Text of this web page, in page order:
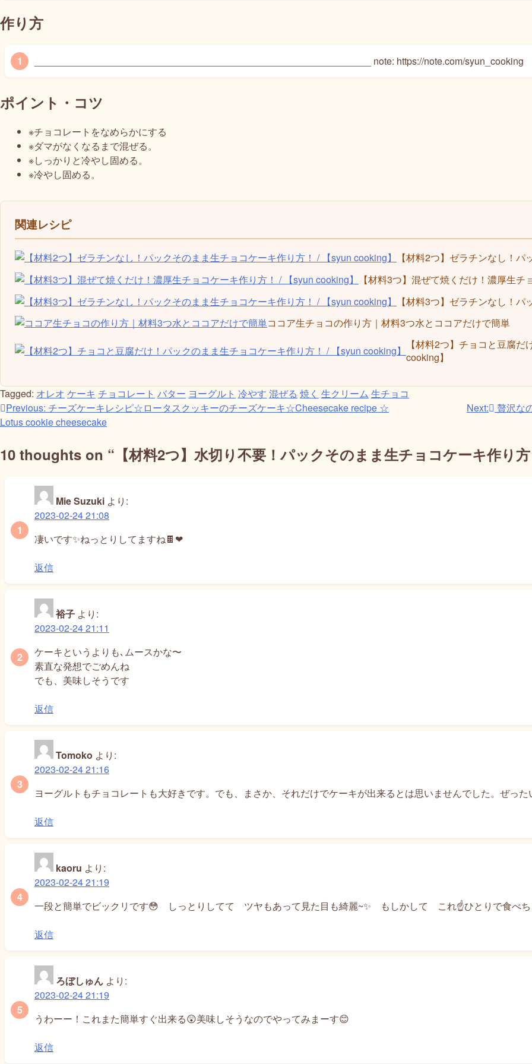
作り方
_______________________________________________________________ note: https://note.com/syun_cooking
ポイント・コツ
※チョコレートをなめらかにする
※ダマがなくなるまで混ぜる。
※しっかりと冷やし固める。
※冷やし固める。
関連レシピ
【材料2つ】ゼラチンなし！
【材料3つ】混ぜて焼くだけ！濃厚生
【材料3つ】ゼラチンなし！
ココア生チョコの作り方｜材料3つ水とココアだけで簡単
【材料2つ】チョコと豆腐
cooking】
Tagged: オレオ ケーキ チョコレート バター ヨーグルト 冷やす 混ぜる 焼く 生クリーム 生チョコ
投
稿
ナ
シ
ン
Previous: チーズケーキレシピ☆ロータスクッキーのチーズケーキ☆Cheesecake recipe ☆
Lotus cookie cheesecake
Next: 贅沢な
10 thoughts on “ 【材料2つ】水切り不要！パックそのまま生チョコケーキ作り
Mie Suzuki より:
2023-02-24 21:08
凄いです✨ねっとりしてますね🍫❤
返信
裕子 より:
2023-02-24 21:11
ケーキというよりも､ムースかな〜
素直な発想でごめんね
でも、美味しそうです
返信
Tomoko より:
2023-02-24 21:16
ヨーグルトもチョコレートも大好きです。でも、まさか、それだけでケーキが出来るとは思いませんでした。ぜっ
返信
kaoru より:
2023-02-24 21:19
一段と簡単でビックリです😳 しっとりしてて ツヤもあって見た目も綺麗~✨ もしかして これ☝️ひとりで食べ
返信
ろぼしゅん より:
2023-02-24 21:19
うわーー！これまた簡単すぐ出来る😲美味しそうなのでやってみまーす😊
返信